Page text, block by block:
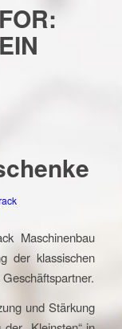
Maschinenbau
der klassischen
und Stärkung